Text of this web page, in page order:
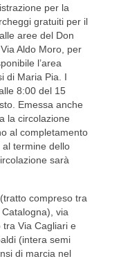
per la
gratuiti per il
aree del Don
Aldo Moro, per
l’area
di Maria Pia. I
8:00 del 15
Emessa anche
la circolazione
al completamento
termine dello
sarà
(tratto compreso tra
via
Via Cagliari e
(intera semi
di marcia nel